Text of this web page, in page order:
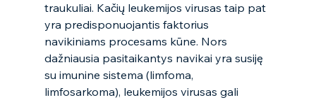
traukuliai. Kačių leukemijos virusas taip pat
yra predisponuojantis faktorius
navikiniams procesams kūne. Nors
dažniausia pasitaikantys navikai yra susiję
su imunine sistema (limfoma,
limfosarkoma), leukemijos virusas gali